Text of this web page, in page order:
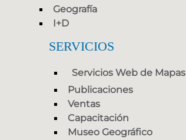
Geografía
I+D
SERVICIOS
Servicios Web de Mapas
Publicaciones
Ventas
Capacitación
Museo Geográfico